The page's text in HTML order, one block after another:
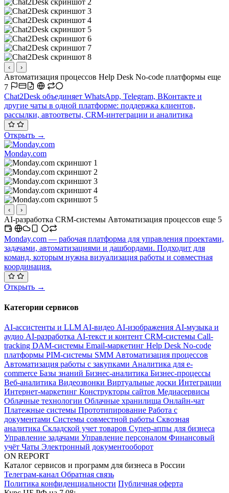
‹ ›
Автоматизация процессов Help Desk No-code платформы еще
7
Chat2Desk объединяет WhatsApp, Telegram, ВКонтакте и
другие чаты в одной платформе: поддержка клиентов,
рассылки, автоответы, CRM-интеграции и аналитика
Открыть →
Monday.com
‹ ›
AI-разработка CRM-системы Автоматизация процессов еще 5
Monday.com — рабочая платформа для управления проектами,
задачами, автоматизациями и дашбордами. Подходит для
команд, которым нужна визуализация работы и совместная
координация.
Открыть →
Категории сервисов
AI-ассистенты и LLM AI-видео AI-изображения AI-музыка и
аудио AI-разработка AI-текст и контент CRM-системы Call-
tracking DAM-системы Email-маркетинг Help Desk No-code
платформы PIM-системы SMM Автоматизация процессов
Автоматизация работы с закупками Аналитика для e-
commerce Базы знаний Бизнес-аналитика Бизнес-процессы
Веб-аналитика Видеозвонки Виртуальные доски Интеграции
Интернет-маркетинг Конструкторы сайтов Медиасервисы
Облачные технологии Облачные хранилища Онлайн-чат
Платежные системы Прототипирование Работа с
документами Системы совместной работы Сквозная
аналитика Складской учет товаров Супер-аппы для бизнеса
Управление задачами Управление персоналом Финансовый
учёт Чаты Электронный документооборот
ON REPORT
Каталог сервисов и программ для бизнеса в России
Телеграм-канал Обратная связь
Политика конфиденциальности Публичная оферта